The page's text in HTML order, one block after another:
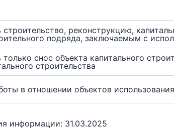
реконструкцию,
подряда, заключаемым с
снос объекта капитального
строительства
в отношении объектов
информации: 31.03.2025